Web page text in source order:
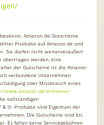
Amazon.de Gutscheine
Produkte auf Amazon.de und
Sie dürfen nicht weiterveräußert
übertragen werden, eine
der Gutscheine ist die Amazon
verbundene Unternehmen
oder Missbrauch eines
www.amazon.de/einloesen
vollständigen
& © -Produkte sind Eigentum der
Die Gutscheine sind bis
Es fallen keine Servicegebühren